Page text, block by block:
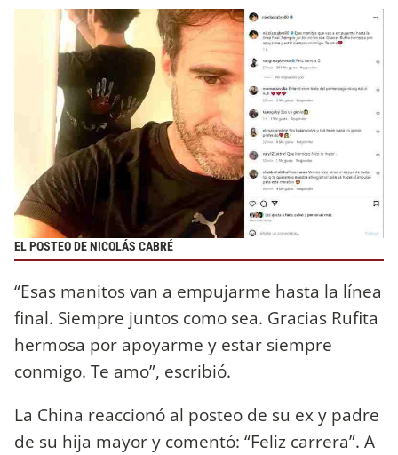
EL POSTEO DE NICOLÁS CABRÉ
“Esas manitos van a empujarme hasta la línea
final. Siempre juntos como sea. Gracias Rufita
hermosa por apoyarme y estar siempre
conmigo. Te amo”, escribió.
La China reaccionó al posteo de su ex y padre
de su hija mayor y comentó: “Feliz carrera”. A